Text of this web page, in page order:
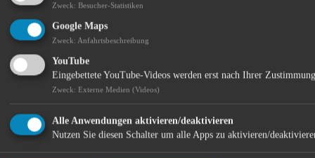
Standort:
Zweck: Besucher-Statistiken
Google Maps
Zweck: Anfahrtsbeschreibung
YouTube
Eingebettete YouTube-Videos werden erst nach Ihrer
Zweck: Externe Medien (Videos)
Alle Anwendungen aktivieren/deaktivieren
Nutzen Sie diesen Schalter um alle Apps zu aktivieren/